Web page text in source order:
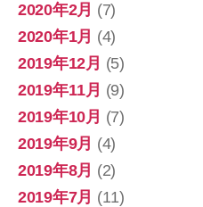
2020年2月 (7)
2020年1月 (4)
2019年12月 (5)
2019年11月 (9)
2019年10月 (7)
2019年9月 (4)
2019年8月 (2)
2019年7月 (11)